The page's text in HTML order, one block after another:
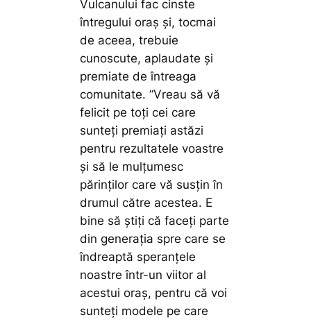
Vulcanului fac cinste
întregului oraș și, tocmai
de aceea, trebuie
cunoscute, aplaudate și
premiate de întreaga
comunitate.”Vreau să vă
felicit pe toți cei care
sunteți premiați astăzi
pentru rezultatele voastre
și să le mulțumesc
părinților care vă susțin în
drumul către acestea. E
bine să știți că faceți parte
din generația spre care se
îndreaptă speranțele
noastre într-un viitor al
acestui oraș, pentru că voi
sunteți modele pe care